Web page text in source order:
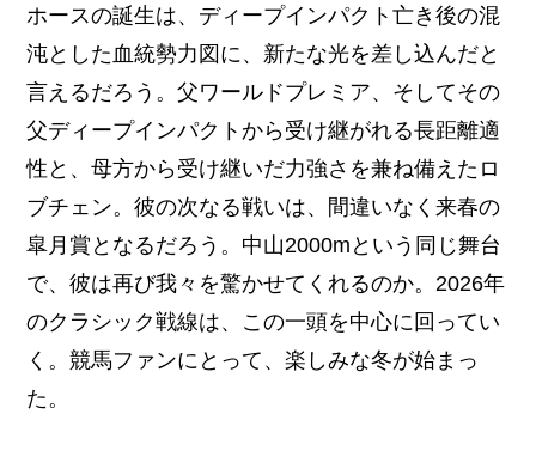
ホースの誕生は、ディープインパクト亡き後の混
沌とした血統勢力図に、新たな光を差し込んだと
言えるだろう。父ワールドプレミア、そしてその
父ディープインパクトから受け継がれる長距離適
性と、母方から受け継いだ力強さを兼ね備えたロ
ブチェン。彼の次なる戦いは、間違いなく来春の
皐月賞となるだろう。中山2000mという同じ舞台
で、彼は再び我々を驚かせてくれるのか。2026年
のクラシック戦線は、この一頭を中心に回ってい
く。競馬ファンにとって、楽しみな冬が始まっ
た。